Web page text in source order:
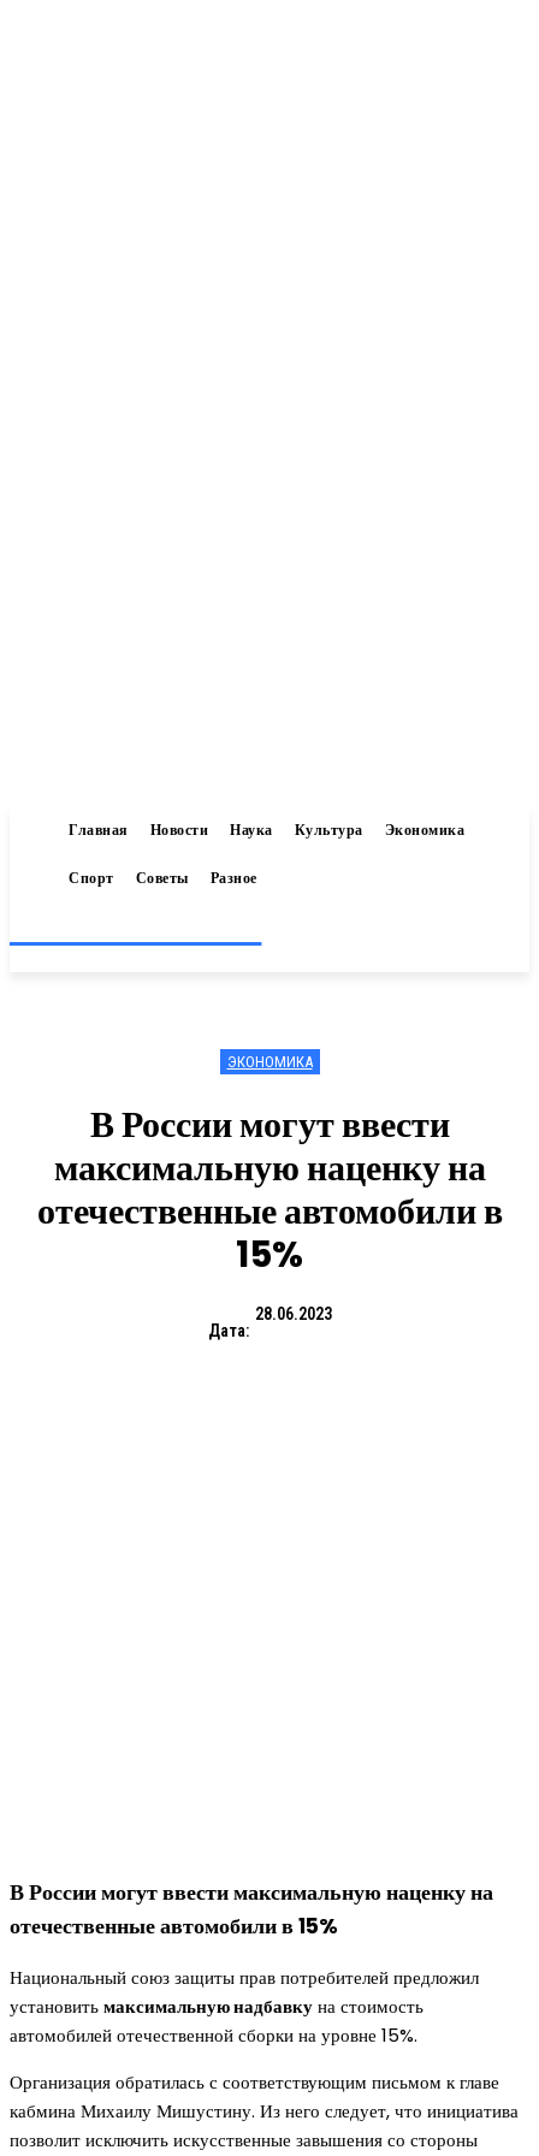
Главная Новости Наука Культура Экономика
Спорт Советы Разное
ЭКОНОМИКА
В России могут ввести
максимальную наценку на
отечественные автомобили в
15%
Дата:
28.06.2023
В России могут ввести максимальную наценку на
отечественные автомобили в 15%
Национальный союз защиты прав потребителей предложил
установитьмаксимальную надбавкуна стоимость
автомобилей отечественной сборки на уровне 15%.
Организация обратилась с соответствующим письмом к главе
кабмина Михаилу Мишустину. Из него следует, что инициатива
позволит исключить искусственные завышения со стороны